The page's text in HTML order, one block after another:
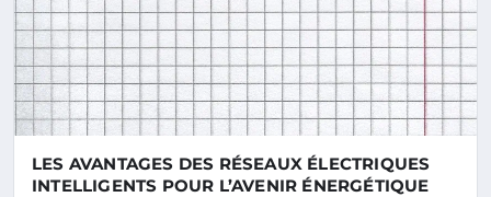
LES AVANTAGES DES RÉSEAUX ÉLECTRIQUES
INTELLIGENTS POUR L’AVENIR ÉNERGÉTIQUE